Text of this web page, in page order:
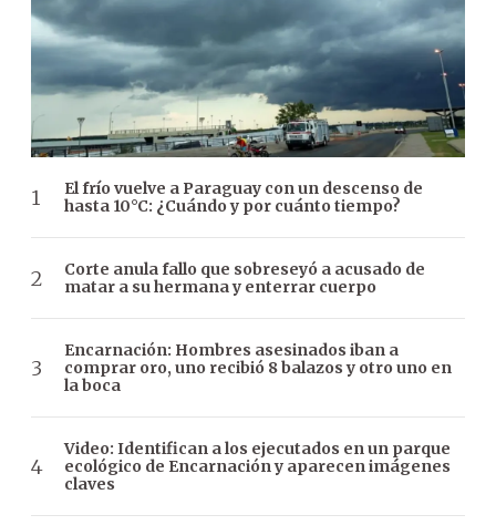
El frío vuelve a Paraguay con un descenso de
hasta 10°C: ¿Cuándo y por cuánto tiempo?
Corte anula fallo que sobreseyó a acusado de
matar a su hermana y enterrar cuerpo
Encarnación: Hombres asesinados iban a
comprar oro, uno recibió 8 balazos y otro uno en
la boca
Video: Identifican a los ejecutados en un parque
ecológico de Encarnación y aparecen imágenes
claves